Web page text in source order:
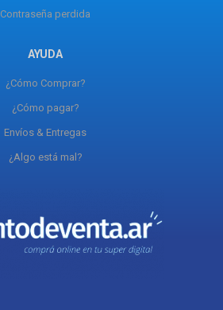
Contraseña perdida
AYUDA
¿Cómo Comprar?
¿Cómo pagar?
Envíos & Entregas
¿Algo está mal?